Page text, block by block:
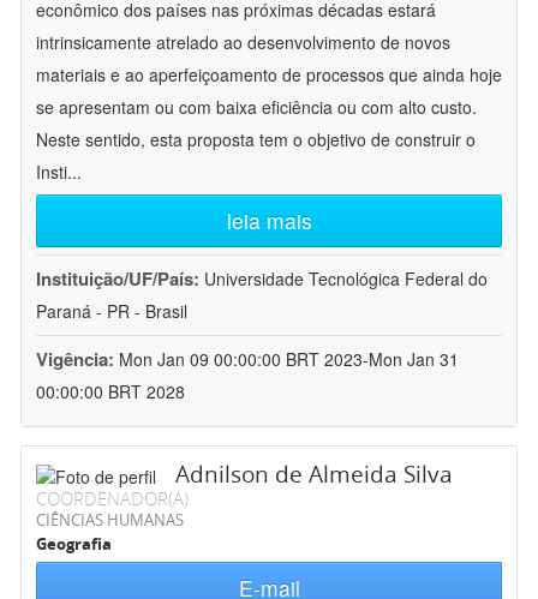
econômico dos países nas próximas décadas estará
intrinsicamente atrelado ao desenvolvimento de novos
materiais e ao aperfeiçoamento de processos que ainda hoje
se apresentam ou com baixa eficiência ou com alto custo.
Neste sentido, esta proposta tem o objetivo de construir o
Insti...
leia mais
Instituição/UF/País: Universidade Tecnológica Federal do
Paraná - PR - Brasil
Vigência: Mon Jan 09 00:00:00 BRT 2023-Mon Jan 31
00:00:00 BRT 2028
Adnilson de Almeida Silva
COORDENADOR(A)
CIÊNCIAS HUMANAS
Geografia
E-mail